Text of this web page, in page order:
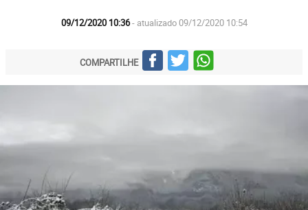
09/12/2020 10:36- atualizado 09/12/2020 10:54
COMPARTILHE